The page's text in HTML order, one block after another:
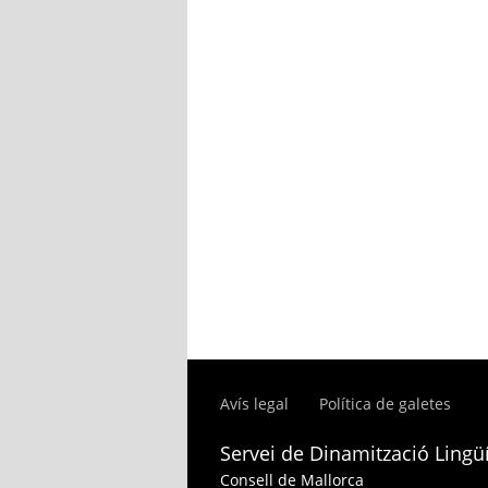
Avís legal Política de galetes
Servei de Dinamització
Consell de Mallorca